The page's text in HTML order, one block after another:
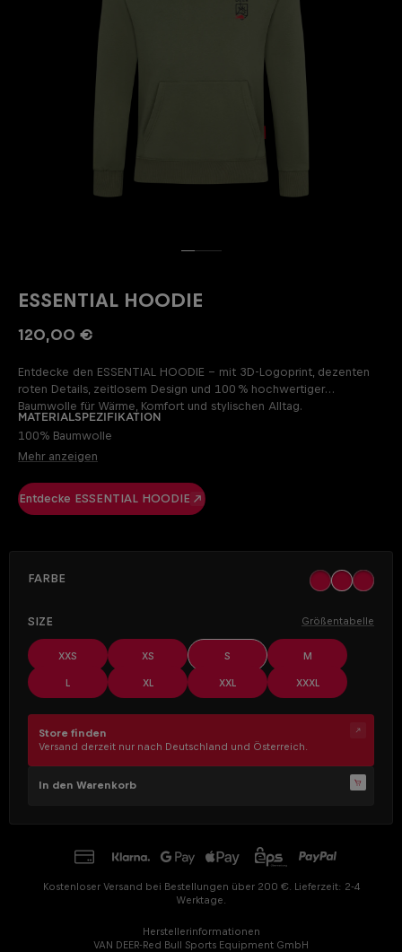
ESSENTIAL HOODIE
120,00 €
Entdecke den ESSENTIAL HOODIE – mit 3D-Logoprint, dezenten
roten Details, zeitlosem Design und 100 % hochwertiger
Baumwolle für Wärme, Komfort und stylischen Alltag.
Materialspezifikation
100% Baumwolle
Mehr anzeigen
Entdecke ESSENTIAL HOODIE
Farbe black khaki off
Size Größentabelle
XXS XS S M
L XL XXL XXXL
Store finden
Versand derzeit nur nach Deutschland und Österreich.
In den Warenkorb
Kostenloser Versand bei Bestellungen über 200 €. Lieferzeit: 2-4
Werktage.
Herstellerinformationen
VAN DEER-Red Bull Sports Equipment GmbH